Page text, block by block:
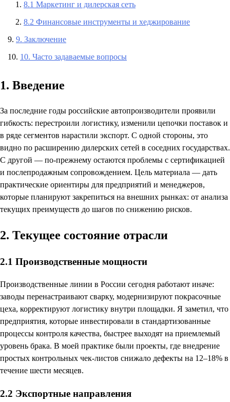
8.1 Маркетинг и дилерская сеть
8.2 Финансовые инструменты и хеджирование
9. Заключение
10. Часто задаваемые вопросы
1. Введение
За последние годы российские автопроизводители проявили
гибкость: перестроили логистику, изменили цепочки поставок и
в ряде сегментов нарастили экспорт. С одной стороны, это
видно по расширению дилерских сетей в соседних государствах.
С другой — по-прежнему остаются проблемы с сертификацией
и послепродажным сопровождением. Цель материала — дать
практические ориентиры для предприятий и менеджеров,
которые планируют закрепиться на внешних рынках: от анализа
текущих преимуществ до шагов по снижению рисков.
2. Текущее состояние отрасли
2.1 Производственные мощности
Производственные линии в России сегодня работают иначе:
заводы перенастраивают сварку, модернизируют покрасочные
цеха, корректируют логистику внутри площадки. Я заметил, что
предприятия, которые инвестировали в стандартизованные
процессы контроля качества, быстрее выходят на приемлемый
уровень брака. В моей практике были проекты, где внедрение
простых контрольных чек-листов снижало дефекты на 12–18% в
течение шести месяцев.
2.2 Экспортные направления